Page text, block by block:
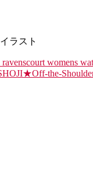
ラスト
womens
the-